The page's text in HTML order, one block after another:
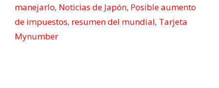
manejarlo, Noticias de Japón, Posible aumento
de impuestos, resumen del mundial, Tarjeta
Mynumber